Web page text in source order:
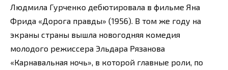
Людмила Гурченко дебютировала в фильме Яна
Фрида «Дорога правды» (1956). В том же году на
экраны страны вышла новогодняя комедия
молодого режиссера Эльдара Рязанова
«Карнавальная ночь», в которой главные роли, по